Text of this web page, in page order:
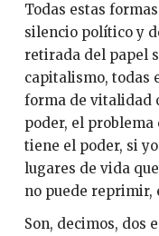
Todas estas
silencio político y
retirada del papel
capitalismo, todas
forma de vitalidad
poder, el
tiene el poder, si
lugares de vida
no puede reprimir,
Son, decimos, dos